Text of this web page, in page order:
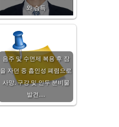
와 습득
음주 및 수면제 복용 후 잠
을 자던 중 흡인성 폐렴으로
사망. 구강 및 인두 분비물
발견.…